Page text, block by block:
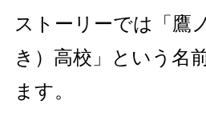
ストーリーでは「鷹
き）高校」という名
ます。